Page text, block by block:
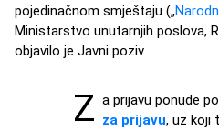
pojedinačnom smještaju („
Ministarstvo unutarnjih poslova,
objavilo je Javni poziv.
Z a prijavu ponude
za prijavu, uz koji